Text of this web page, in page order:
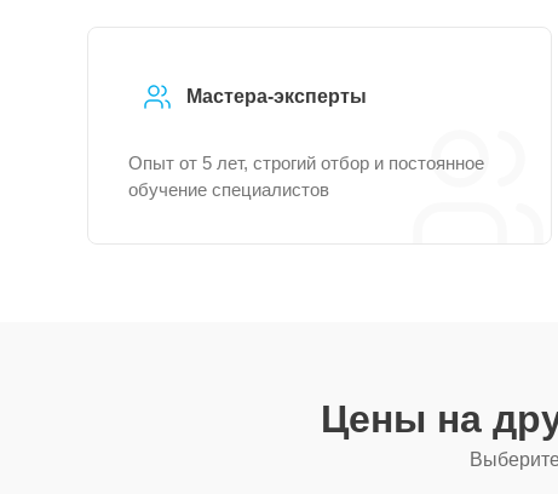
Мастера-эксперты
Опыт от 5 лет, строгий отбор и постоянное
обучение специалистов
Цены на